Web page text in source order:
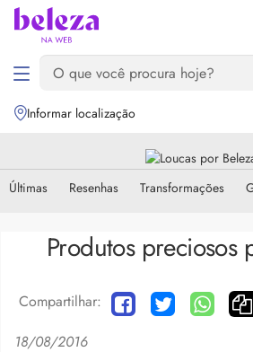
Informar localização
Últimas Resenhas Transformações
Produtos preciosos
Compartilhar:
18/08/2016